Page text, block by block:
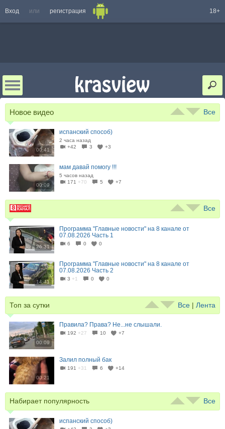
Вход или регистрация 18+
Новое видео Все
00:41
испанский способ)
2 часа назад
+42
3 +3
00:09
мам давай помогу !!!
5 часов назад
171 +70 5 +7
Все
26:31
Программа "Главные новости" на 8 канале от
07.08.2026 Часть 1
6 0 0
14:41
Программа "Главные новости" на 8 канале от
07.08.2026 Часть 2
3 +1 0 0
Топ за сутки Все | Лента
00:09
Правила? Права? Не...не слышали.
192 +27 10 +7
00:21
Залил полный бак⁠
191 +31 6 +14
Набирает популярность Все
испанский способ)